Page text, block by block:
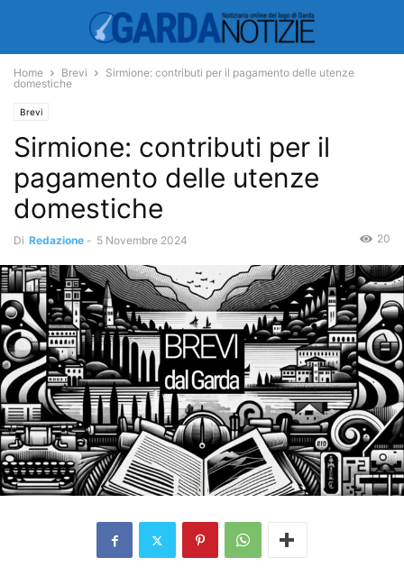
Home Brevi
Sirmione: contributi per il pagamento delle utenze
domestiche
Brevi
Sirmione: contributi per il
pagamento delle utenze
domestiche
Di Redazione - 5 Novembre 2024 20